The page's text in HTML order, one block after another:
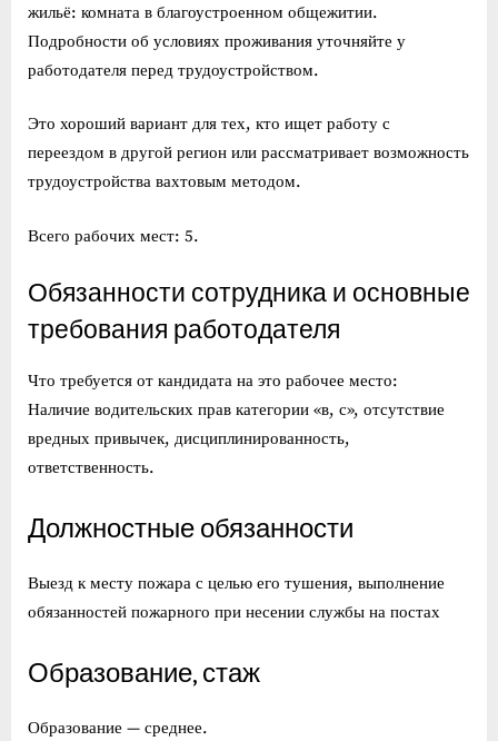
жильё: комната в благоустроенном общежитии.
Подробности об условиях проживания уточняйте у
работодателя перед трудоустройством.
Это хороший вариант для тех, кто ищет работу с
переездом в другой регион или рассматривает возможность
трудоустройства вахтовым методом.
Всего рабочих мест: 5.
Обязанности сотрудника и основные
требования работодателя
Что требуется от кандидата на это рабочее место:
Наличие водительских прав категории «в, с», отсутствие
вредных привычек, дисциплинированность,
ответственность.
Должностные обязанности
Выезд к месту пожара с целью его тушения, выполнение
обязанностей пожарного при несении службы на постах
Образование, стаж
Образование — среднее.